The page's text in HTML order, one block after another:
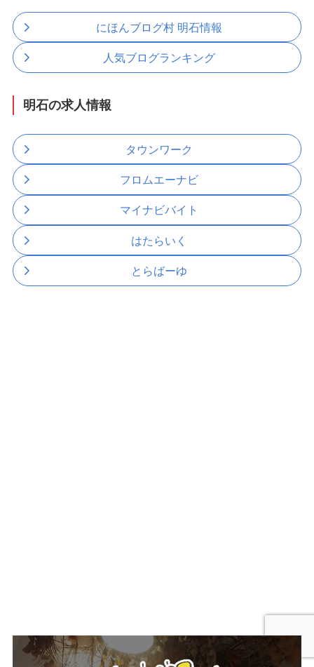
にほんブログ村 明石情報
人気ブログランキング
明石の求人情報
タウンワーク
フロムエーナビ
マイナビバイト
はたらいく
とらばーゆ